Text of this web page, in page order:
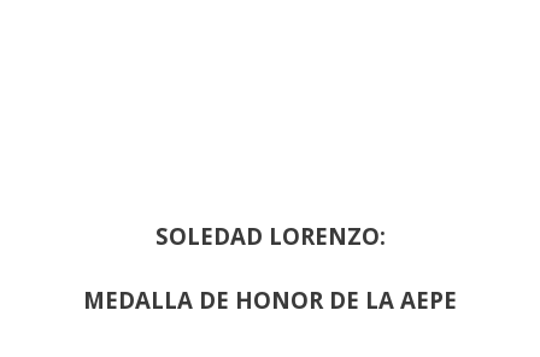
SOLEDAD LORENZO:
MEDALLA DE HONOR DE LA AEPE